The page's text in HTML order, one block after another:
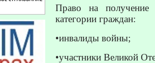
Право на получение
категории граждан:
•инвалиды войны;
•участники Великой